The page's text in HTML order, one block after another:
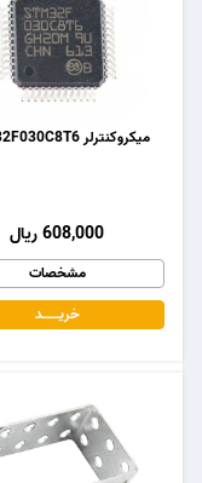
میکروکنترلر STM32F030C8T6
608,000 ریال
مشخصات
خریـــــــد